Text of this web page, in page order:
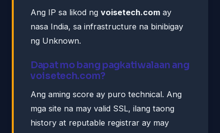
Ang IP sa likod ng voisetech.com ay
nasa India, sa infrastructure na binibigay
ng Unknown.
Dapat mo bang pagkatiwalaan ang
voisetech.com?
Ang aming score ay puro technical. Ang
mga site na may valid SSL, ilang taong
history at reputable registrar ay may